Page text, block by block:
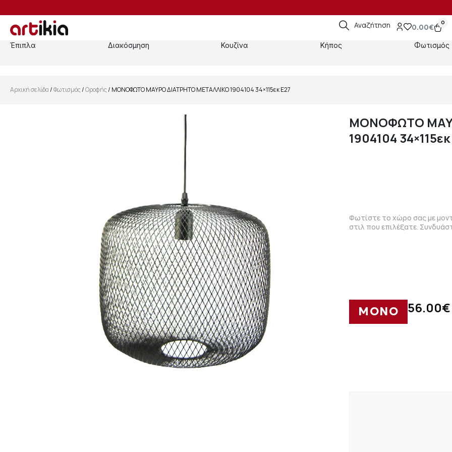
Αναζήτηση 0.00€
0
Έπιπλα Διακόσμηση Κουζίνα Κήπος Φωτισμός
Αρχική σελίδα/Φωτισμός/Οροφής/ ΜΟΝΟΦΩΤΟ ΜΑΥΡΟ ΔΙΑΤΡΗΤΟ ΜΕΤΑΛΛΙΚΟ 1904104 34×115εκ Ε27
ΜΟΝΟΦΩΤΟ
1904104
Φωτίστε το χώρο σας με
στιλ που επιλέξατε.
ΜΟΝΟ 56.00€